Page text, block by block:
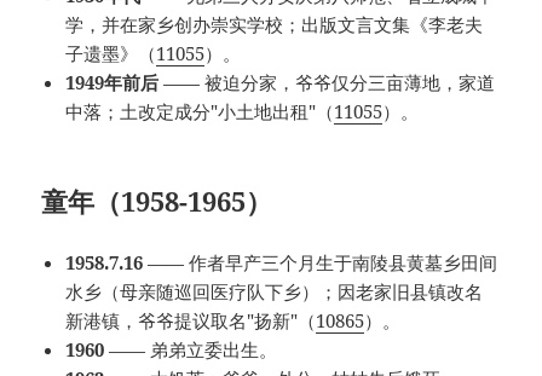
学，并在家乡创办崇实学校；出版文言文集《李老夫
子遗墨》（11055）。
1949年前后 —— 被迫分家，爷爷仅分三亩薄地，家道
中落；土改定成分"小土地出租"（11055）。
童年（1958-1965）
1958.7.16 —— 作者早产三个月生于南陵县黄墓乡田间
水乡（母亲随巡回医疗队下乡）；因老家旧县镇改名
新港镇，爷爷提议取名"扬新"（10865）。
1960 —— 弟弟立委出生。